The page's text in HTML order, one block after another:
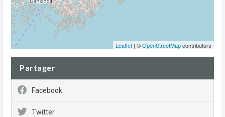
Leaflet | ©OpenStreetMapcontributors
Partager
Facebook
Twitter